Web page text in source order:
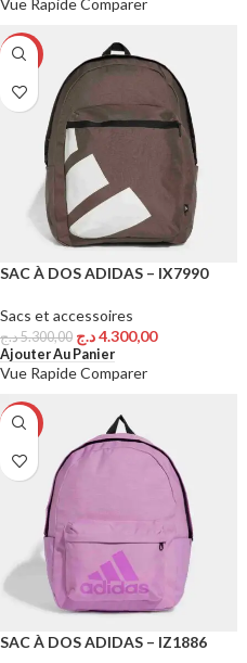
-19%
SAC À DOS ADIDAS – IX7990
Sacs et accessoires
5.300,00د.ج 4.300,00د.ج
Ajouter Au Panier
Vue RapideComparer
-14%
SAC À DOS ADIDAS – IZ1886